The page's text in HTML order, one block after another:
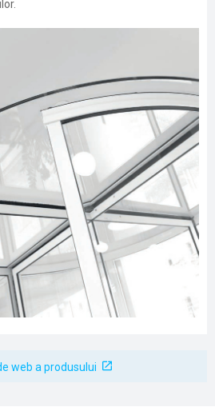
web a produsului